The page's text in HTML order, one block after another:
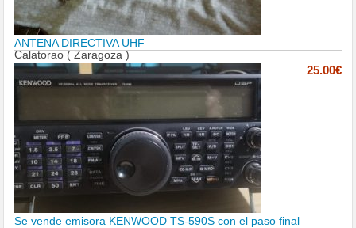
ANTENA DIRECTIVA UHF
Calatorao ( Zaragoza )
25.00€
Se vende emisora KENWOOD TS-590S con el paso final